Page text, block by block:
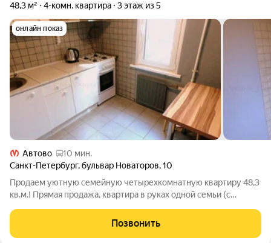
48,3 м² 4-комн. квартира 3 этаж из 5
онлайн показ
Автово
10 мин.
Санкт-Петербург,бульвар Новаторов,10
Продаем уютную семейную четырехкомнатную квартиру 48,3
кв.м.! Прямая продажа, квартира в руках одной семьи (с
вагон метро. О квартире. + Покупай и заезжай: вам остается
только расставить свою
Позвонить